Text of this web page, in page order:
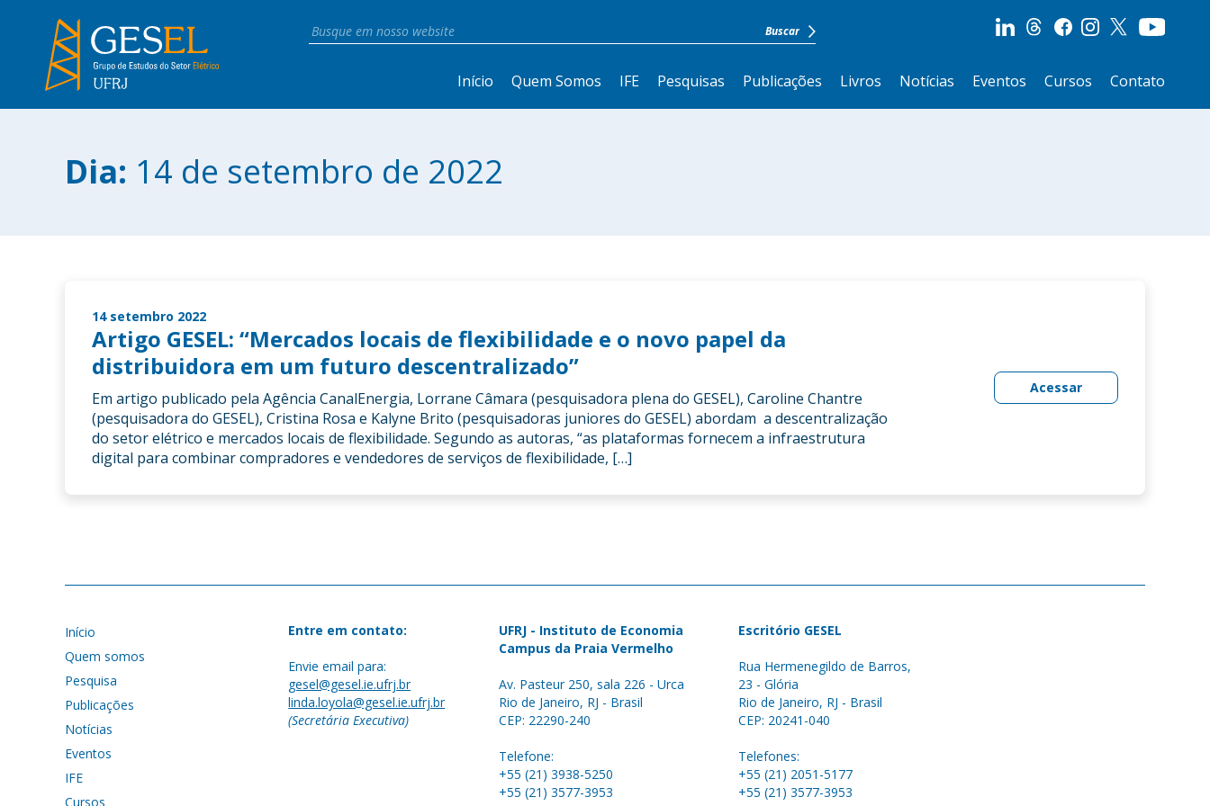
Início Quem Somos IFE Pesquisas Publicações Livros Notícias Eventos Cursos Contato
Dia: 14 de setembro de 2022
14 setembro 2022
Artigo GESEL: “Mercados locais de flexibilidade e o novo papel da
distribuidora em um futuro descentralizado”
Em artigo publicado pela Agência CanalEnergia, Lorrane Câmara (pesquisadora plena do GESEL), Caroline Chantre
(pesquisadora do GESEL), Cristina Rosa e Kalyne Brito (pesquisadoras juniores do GESEL) abordam a descentralização
do setor elétrico e mercados locais de flexibilidade. Segundo as autoras, “as plataformas fornecem a infraestrutura
digital para combinar compradores e vendedores de serviços de flexibilidade, […]
Acessar
Início
Quem somos
Pesquisa
Publicações
Notícias
Eventos
IFE
Cursos
Entre em contato:
Envie email para:
gesel@gesel.ie.ufrj.br
linda.loyola@gesel.ie.ufrj.br
(Secretária Executiva)
UFRJ - Instituto de Economia
Campus da Praia Vermelho
Av. Pasteur 250, sala 226 - Urca
Rio de Janeiro, RJ - Brasil
CEP: 22290-240
Telefone:
+55 (21) 3938-5250
+55 (21) 3577-3953
Escritório GESEL
Rua Hermenegildo de Barros,
23 - Glória
Rio de Janeiro, RJ - Brasil
CEP: 20241-040
Telefones:
+55 (21) 2051-5177
+55 (21) 3577-3953